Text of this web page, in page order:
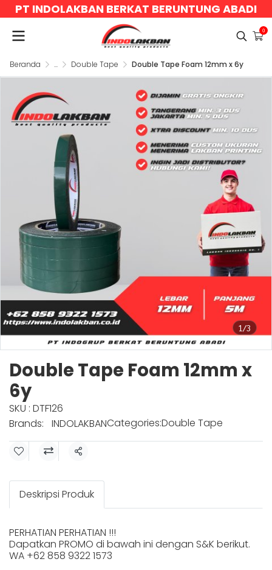
PT INDOLAKBAN BERKAT BERUNTUNG ABADI
0
Beranda ... Double Tape Double Tape Foam 12mm x 6y
1/3
Double Tape Foam 12mm x
6y
SKU : DTF126
Brands:
INDOLAKBANCategories:Double Tape
Share
Deskripsi Produk
PERHATIAN PERHATIAN !!!
Dapatkan PROMO di bawah ini dengan S&K berikut.
WA +62 858 9322 1573